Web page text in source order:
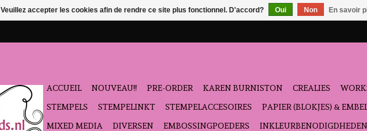
ACCUEIL NOUVEAU!! PRE-ORDER KAREN BURNISTON CREALIES
STEMPELS
STEMPELINKT STEMPELACCESOIRES PAPIER (BLOKJES) &
MIXED MEDIA
DIVERSEN EMBOSSINGPOEDERS INKLEURBENODIGDHEDEN
Veuillez accepter les cookies afin de rendre ce site plus fonctionnel. D'accord? Oui Non En savoir